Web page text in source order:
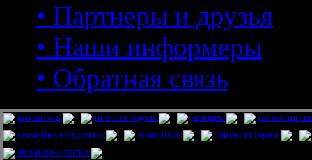
• Партнеры и друзья
• Наши информеры
• Обратная связь
pro жизнь новости науки человек
нло и
стихийные бедствия
животные
тайны истории
авторские статьи